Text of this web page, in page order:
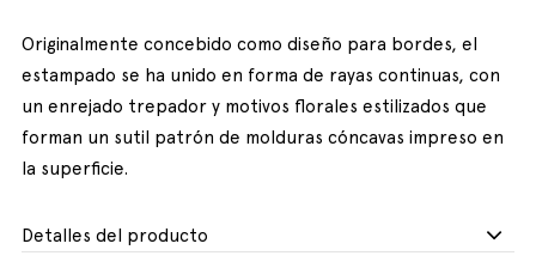
Originalmente concebido como diseño para bordes, el
estampado se ha unido en forma de rayas continuas, con
un enrejado trepador y motivos florales estilizados que
forman un sutil patrón de molduras cóncavas impreso en
la superficie.
Detalles del producto